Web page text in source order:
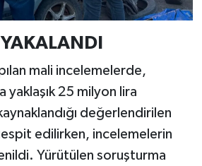
mali incelemelerde,
yaklaşık 25 milyon lira
değerlendirilen
edilirken, incelemelerin
Yürütülen soruşturma